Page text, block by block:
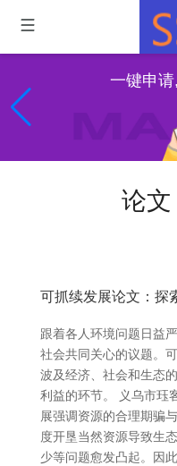
一键申
论
可抓续发展论文：探
跟着各人环境问题日益
社会共同关心的议题。
波及经济、社会和生态
利益的环节。 义乌市珏
展强调资源的合理期骗
度开垦当然资源导致生
少等问题愈发凸起。因